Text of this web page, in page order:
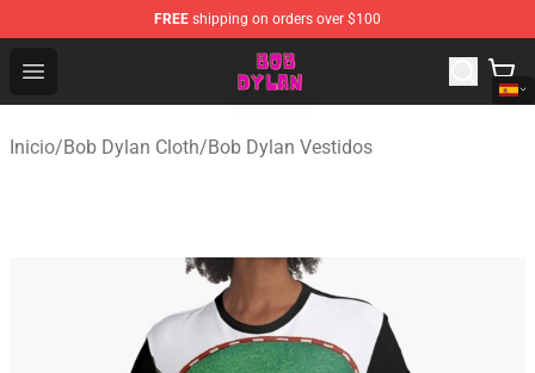
FREE shipping on orders over $100
Open menu
Bob Dylan Store - Official Bob Dylan Merchandise Shop
Inicio/Bob Dylan Cloth/Bob Dylan Vestidos